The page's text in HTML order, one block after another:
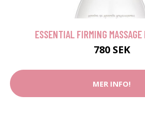
ESSENTIAL FIRMING
780 SEK
MER INFO!